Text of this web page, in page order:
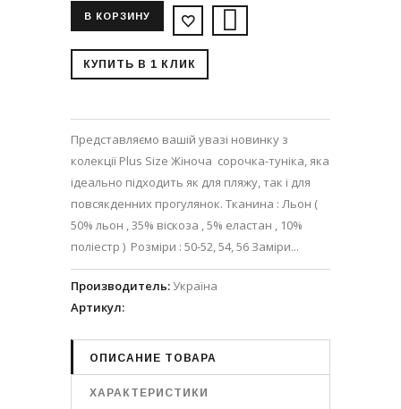
КУПИТЬ В 1 КЛИК
Представляємо вашій увазі новинку з
колекції Plus Size Жіноча сорочка-туніка, яка
ідеально підходить як для пляжу, так і для
повсякденних прогулянок. Тканина : Льон (
50% льон , 35% віскоза , 5% еластан , 10%
поліестр ) Розміри : 50-52, 54, 56 Заміри...
Производитель:Україна
Артикул:
ОПИСАНИЕ ТОВАРА
ХАРАКТЕРИСТИКИ